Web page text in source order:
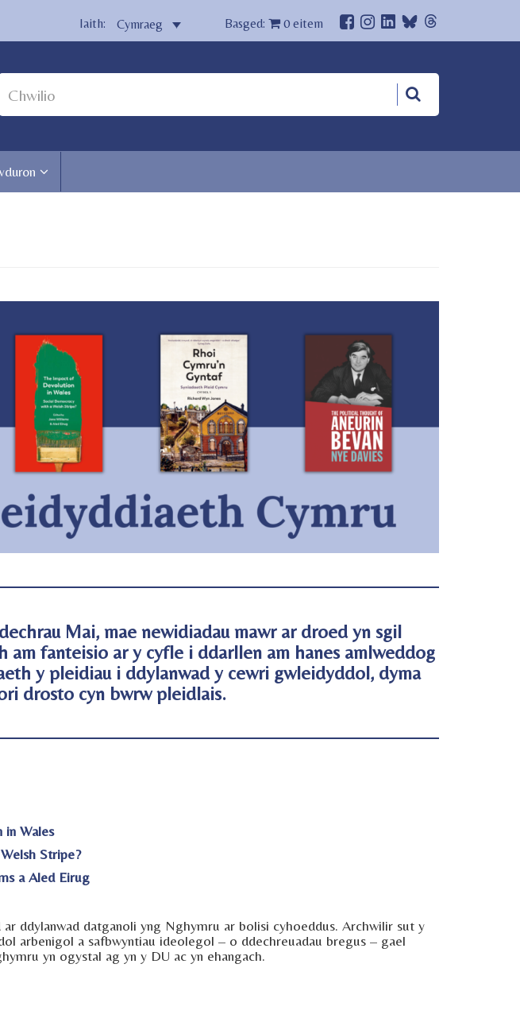
Cymraeg Basged: 0 eitem
Mai, mae newidiadau mawr ar droed yn sgil
fanteisio ar y cyfle i ddarllen am hanes amlweddog
y pleidiau i ddylanwad y cewri gwleidyddol, dyma
drosto cyn bwrw pleidlais.
Wales
Stripe?
a Aled Eirug
ddylanwad datganoli yng Nghymru ar bolisi cyhoeddus. Archwilir sut y
arbenigol a safbwyntiau ideolegol – o ddechreuadau bregus – gael
yn ogystal ag yn y DU ac yn ehangach.